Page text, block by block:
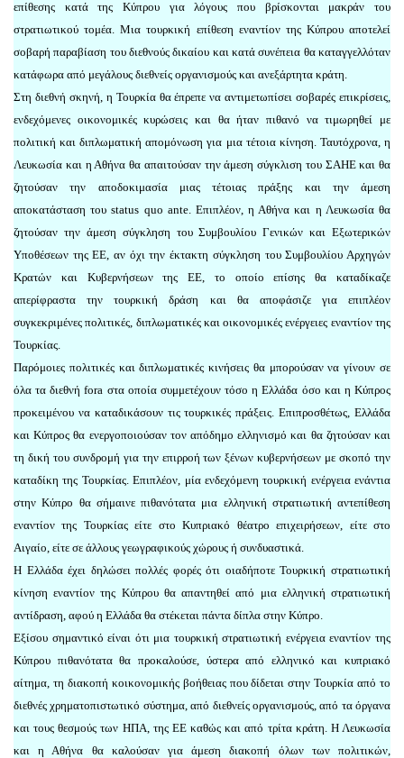
επίθεσης κατά της Κύπρου για λόγους που βρίσκονται μακράν του
στρατιωτικού τομέα. Μια τουρκική επίθεση εναντίον της Κύπρου αποτελεί
σοβαρή παραβίαση του διεθνούς δικαίου και κατά συνέπεια θα καταγγελλόταν
κατάφωρα από μεγάλους διεθνείς οργανισμούς και ανεξάρτητα κράτη.
Στη διεθνή σκηνή, η Τουρκία θα έπρεπε να αντιμετωπίσει σοβαρές επικρίσεις,
ενδεχόμενες οικονομικές κυρώσεις και θα ήταν πιθανό να τιμωρηθεί με
πολιτική και διπλωματική απομόνωση για μια τέτοια κίνηση. Ταυτόχρονα, η
Λευκωσία και η Αθήνα θα απαιτούσαν την άμεση σύγκλιση του ΣΑΗΕ και θα
ζητούσαν την αποδοκιμασία μιας τέτοιας πράξης και την άμεση
αποκατάσταση του status quo ante. Επιπλέον, η Αθήνα και η Λευκωσία θα
ζητούσαν την άμεση σύγκληση του Συμβουλίου Γενικών και Εξωτερικών
Υποθέσεων της ΕΕ, αν όχι την έκτακτη σύγκληση του Συμβουλίου Αρχηγών
Κρατών και Κυβερνήσεων της ΕΕ, το οποίο επίσης θα καταδίκαζε
απερίφραστα την τουρκική δράση και θα αποφάσιζε για επιπλέον
συγκεκριμένες πολιτικές, διπλωματικές και οικονομικές ενέργειες εναντίον της
Τουρκίας.
Παρόμοιες πολιτικές και διπλωματικές κινήσεις θα μπορούσαν να γίνουν σε
όλα τα διεθνή fora στα οποία συμμετέχουν τόσο η Ελλάδα όσο και η Κύπρος
προκειμένου να καταδικάσουν τις τουρκικές πράξεις. Eπιπροσθέτως, Ελλάδα
και Κύπρος θα ενεργοποιούσαν τον απόδημο ελληνισμό και θα ζητούσαν και
τη δική του συνδρομή για την επιρροή των ξένων κυβερνήσεων με σκοπό την
καταδίκη της Τουρκίας. Επιπλέον, μία ενδεχόμενη τουρκική ενέργεια ενάντια
στην Κύπρο θα σήμαινε πιθανότατα μια ελληνική στρατιωτική αντεπίθεση
εναντίον της Τουρκίας είτε στο Κυπριακό θέατρο επιχειρήσεων, είτε στο
Αιγαίο, είτε σε άλλους γεωγραφικούς χώρους ή συνδυαστικά.
Η Ελλάδα έχει δηλώσει πολλές φορές ότι οιαδήποτε Τουρκική στρατιωτική
κίνηση εναντίον της Κύπρου θα απαντηθεί από μια ελληνική στρατιωτική
αντίδραση, αφού η Ελλάδα θα στέκεται πάντα δίπλα στην Κύπρο.
Εξίσου σημαντικό είναι ότι μια τουρκική στρατιωτική ενέργεια εναντίον της
Κύπρου πιθανότατα θα προκαλούσε, ύστερα από ελληνικό και κυπριακό
αίτημα, τη διακοπή κοικονομικής βοήθειας που δίδεται στην Τουρκία από το
διεθνές χρηματοπιστωτικό σύστημα, από διεθνείς οργανισμούς, από τα όργανα
και τους θεσμούς των ΗΠΑ, της ΕΕ καθώς και από τρίτα κράτη. Η Λευκωσία
και η Αθήνα θα καλούσαν για άμεση διακοπή όλων των πολιτικών,